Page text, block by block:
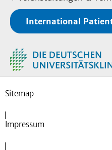
International
Sitemap
Impressum